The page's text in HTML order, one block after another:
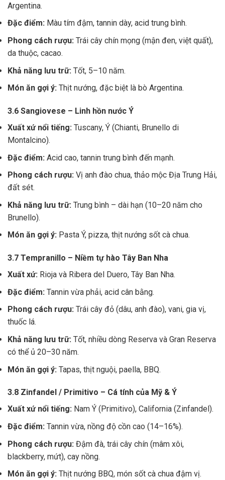
Argentina.
Đặc điểm: Màu tím đậm, tannin dày, acid trung bình.
Phong cách rượu: Trái cây chín mọng (mận đen, việt quất),
da thuộc, cacao.
Khả năng lưu trữ: Tốt, 5–10 năm.
Món ăn gợi ý: Thịt nướng, đặc biệt là bò Argentina.
3.6 Sangiovese – Linh hồn nước Ý
Xuất xứ nổi tiếng: Tuscany, Ý (Chianti, Brunello di
Montalcino).
Đặc điểm: Acid cao, tannin trung bình đến mạnh.
Phong cách rượu: Vị anh đào chua, thảo mộc Địa Trung Hải,
đất sét.
Khả năng lưu trữ: Trung bình – dài hạn (10–20 năm cho
Brunello).
Món ăn gợi ý: Pasta Ý, pizza, thịt nướng sốt cà chua.
3.7 Tempranillo – Niềm tự hào Tây Ban Nha
Xuất xứ: Rioja và Ribera del Duero, Tây Ban Nha.
Đặc điểm: Tannin vừa phải, acid cân bằng.
Phong cách rượu: Trái cây đỏ (dâu, anh đào), vani, gia vị,
thuốc lá.
Khả năng lưu trữ: Tốt, nhiều dòng Reserva và Gran Reserva
có thể ủ 20–30 năm.
Món ăn gợi ý: Tapas, thịt nguội, paella, BBQ.
3.8 Zinfandel / Primitivo – Cá tính của Mỹ & Ý
Xuất xứ nổi tiếng: Nam Ý (Primitivo), California (Zinfandel).
Đặc điểm: Tannin vừa, nồng độ cồn cao (14–16%).
Phong cách rượu: Đậm đà, trái cây chín (mâm xôi,
blackberry, mứt), cay nồng.
Món ăn gợi ý: Thịt nướng BBQ, món sốt cà chua đậm vị.